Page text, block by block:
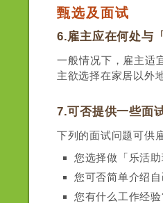
甄选及面试
6.雇主应在何处与
一般情况下，雇主适
主欲选择在家居以外
7.可否提供一些面
下列的面试问题可供
您选择做「乐活
您可否简单介绍
您有什么工作经